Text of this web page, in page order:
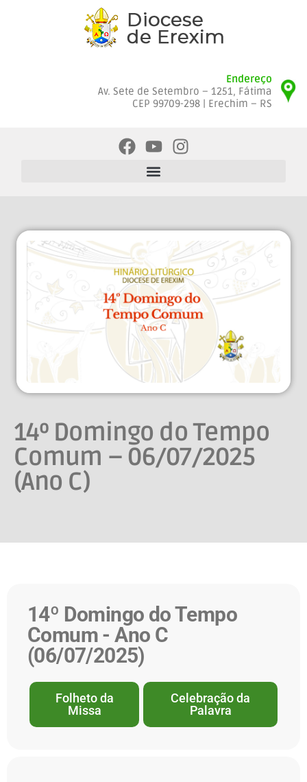
Endereço
Av. Sete de Setembro – 1251, Fátima
CEP 99709-298 | Erechim – RS
14º Domingo do Tempo
Comum – 06/07/2025
(Ano C)
14º Domingo do Tempo
Comum - Ano C
(06/07/2025)
Folheto da
Missa
Celebração da
Palavra